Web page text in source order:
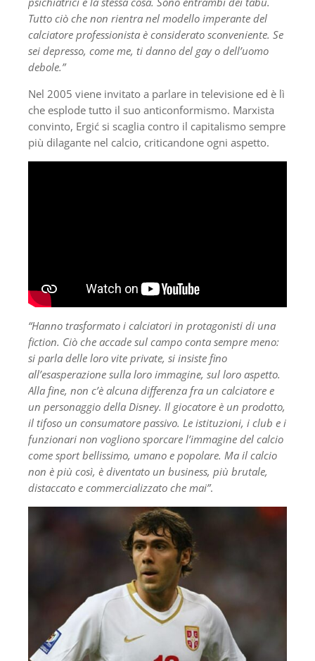
Tutto ciò che non rientra nel modello imperante del
calciatore professionista è considerato sconveniente. Se
sei depresso, come me, ti danno del gay o dell’uomo
debole.”
Nel 2005 viene invitato a parlare in televisione ed è lì
che esplode tutto il suo anticonformismo. Marxista
convinto, Ergić si scaglia contro il capitalismo sempre
più dilagante nel calcio, criticandone ogni aspetto.
“Hanno trasformato i calciatori in protagonisti di una
fiction. Ciò che accade sul campo conta sempre meno:
si parla delle loro vite private, si insiste fino
all’esasperazione sulla loro immagine, sul loro aspetto.
Alla fine, non c’è alcuna differenza fra un calciatore e
un personaggio della Disney. Il giocatore è un prodotto,
il tifoso un consumatore passivo. Le istituzioni, i club e i
funzionari non vogliono sporcare l’immagine del calcio
come sport bellissimo, umano e popolare. Ma il calcio
non è più così, è diventato un business, più brutale,
distaccato e commercializzato che mai”.